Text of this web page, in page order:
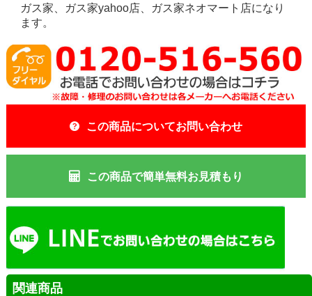
ガス家、ガス家yahoo店、ガス家ネオマート店になり
ます。
この商品についてお問い合わせ
この商品で簡単無料お見積もり
関連商品